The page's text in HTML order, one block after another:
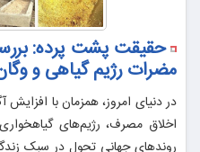
حقیقت پشت پرده:
مضرات رژیم گیاهی و
در دنیای امروز، همزمان با
اخلاق مصرف، رژیم‌های
روندهای جهانی تحول در سبک